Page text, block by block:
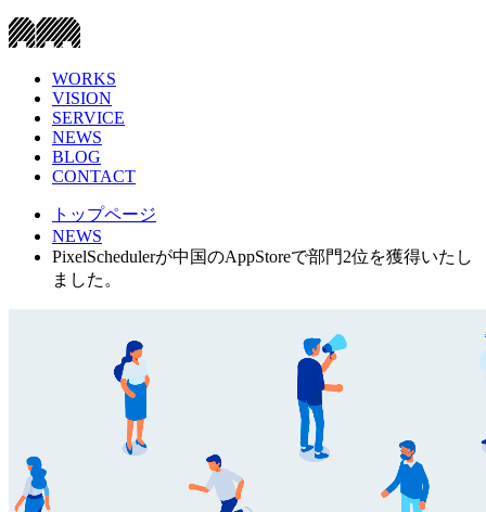
WORKS
VISION
SERVICE
NEWS
BLOG
CONTACT
トップページ
NEWS
PixelSchedulerが中国のAppStoreで部門2位を獲得いたし
ました。